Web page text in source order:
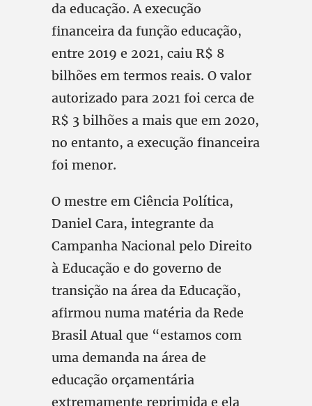
da educação. A execução
financeira da função educação,
entre 2019 e 2021, caiu R$ 8
bilhões em termos reais. O valor
autorizado para 2021 foi cerca de
R$ 3 bilhões a mais que em 2020,
no entanto, a execução financeira
foi menor.
O mestre em Ciência Política,
Daniel Cara, integrante da
Campanha Nacional pelo Direito
à Educação e do governo de
transição na área da Educação,
afirmou numa matéria da Rede
Brasil Atual que “estamos com
uma demanda na área de
educação orçamentária
extremamente reprimida e ela